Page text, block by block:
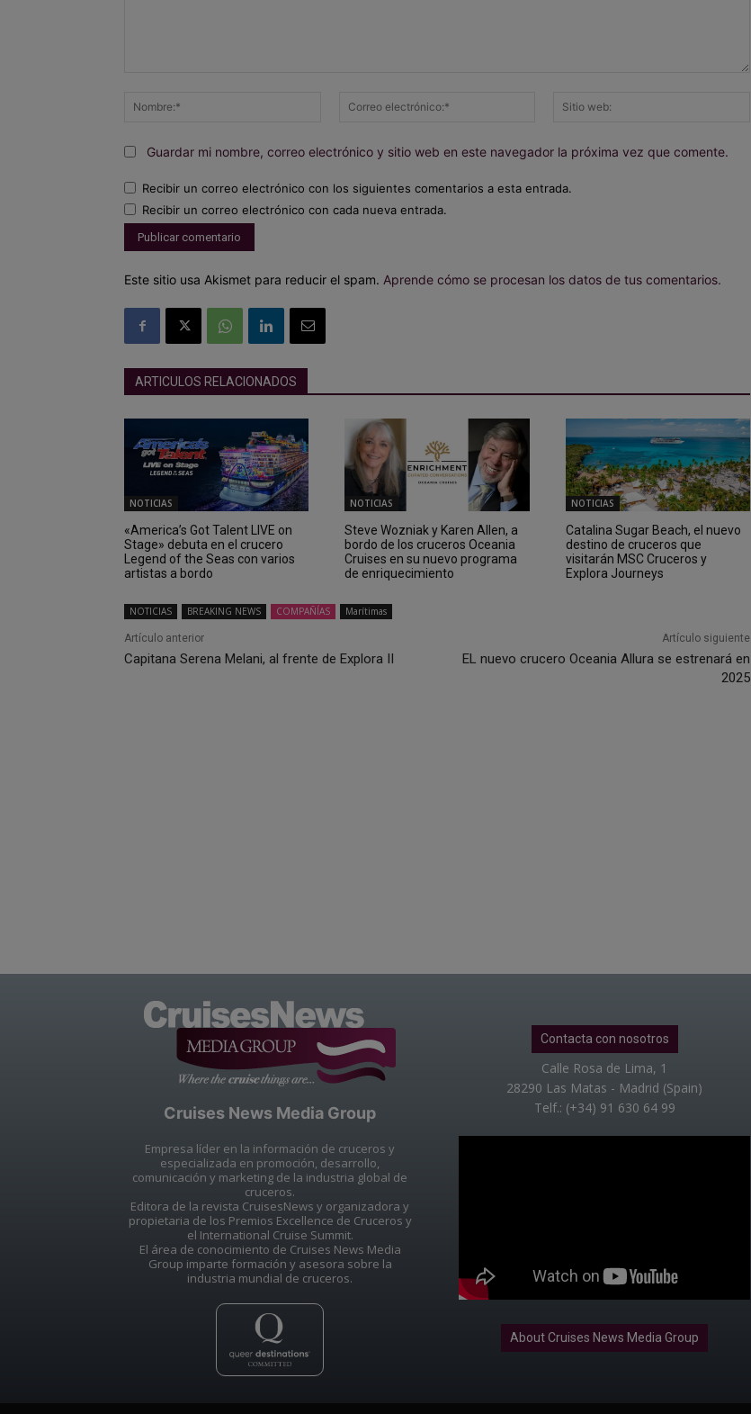
Nombre:*
Correo
Guardar mi nombre, correo electrónico y sitio web en este navegador la próxima vez que comente.
Recibir un correo electrónico con los siguientes comentarios a esta entrada.
Recibir un correo electrónico con cada nueva entrada.
Este sitio usa Akismet para reducir el spam. Aprende cómo se procesan los datos de tus comentarios.
ARTICULOS RELACIONADOS
NOTICIAS
«America’s Got Talent LIVE on
Stage» debuta en el crucero
Legend of the Seas con varios
artistas a bordo
NOTICIAS
Steve Wozniak y Karen Allen, a
bordo de los cruceros Oceania
Cruises en su nuevo programa
de enriquecimiento
NOTICIAS
Catalina Sugar Beach, el nuevo
destino de cruceros que
visitarán MSC Cruceros y
Explora Journeys
NOTICIAS BREAKING NEWS COMPAÑÍAS Marítimas
Artículo anterior
Capitana Serena Melani, al frente de Explora II
Artículo siguiente
EL nuevo crucero Oceania Allura se estrenará en
2025
Cruises News Media Group
Empresa líder en la información de cruceros y
especializada en promoción, desarrollo,
comunicación y marketing de la industria global de
cruceros.
Editora de la revista CruisesNews y organizadora y
propietaria de los Premios Excellence de Cruceros y
el International Cruise Summit.
El área de conocimiento de Cruises News Media
Group imparte formación y asesora sobre la
industria mundial de cruceros.
Contacta con nosotros
Calle Rosa de Lima, 1
28290 Las Matas - Madrid (Spain)
Telf.: (+34) 91 630 64 99
About Cruises News Media Group